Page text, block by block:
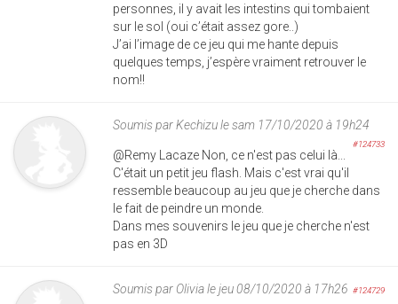
personnes, il y avait les intestins qui tombaient
sur le sol (oui c’était assez gore..)
J’ai l’image de ce jeu qui me hante depuis
quelques temps, j’espère vraiment retrouver le
nom!!
Soumis parKechizule sam 17/10/2020 à 19h24
#124733
@Remy Lacaze Non, ce n'est pas celui là...
C'était un petit jeu flash. Mais c'est vrai qu'il
ressemble beaucoup au jeu que je cherche dans
le fait de peindre un monde.
Dans mes souvenirs le jeu que je cherche n'est
pas en 3D
Soumis par Oliviale jeu 08/10/2020 à 17h26 #124729